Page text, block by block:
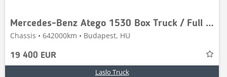
Mercedes-Benz Atego 1530 Box Truck / Full Air Suspension / Bär T
Chassis • 642000km • Budapest, HU
19 400 EUR
Laslo Truck